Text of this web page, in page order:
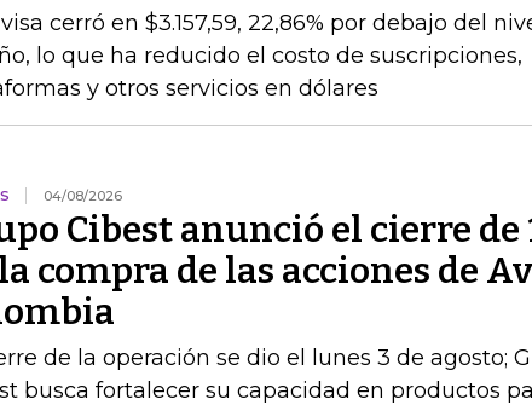
cerró en $3.157,59, 22,86% por debajo del
lo que ha reducido el costo de suscripciones,
y otros servicios en dólares
04/08/2026
Cibest anunció el cierre de
compra de las acciones de
de la operación se dio el lunes 3 de agosto;
busca fortalecer su capacidad en productos